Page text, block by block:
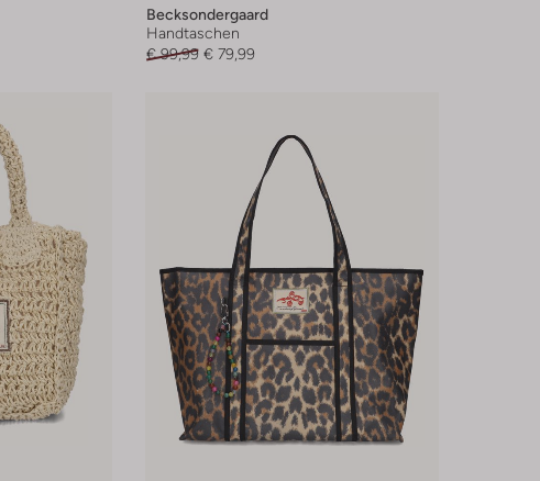
Becksondergaard
Handtaschen
€ 99,99 € 79,99